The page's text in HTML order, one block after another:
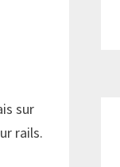
sur
rails.